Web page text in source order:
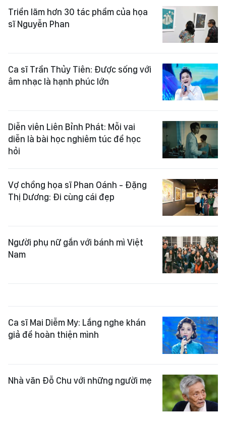
Triển lãm hơn 30 tác phẩm của họa
sĩ Nguyễn Phan
Ca sĩ Trần Thủy Tiên: Được sống với
âm nhạc là hạnh phúc lớn
Diễn viên Liên Bỉnh Phát: Mỗi vai
diễn là bài học nghiêm túc để học
hỏi
Vợ chồng họa sĩ Phan Oánh - Đặng
Thị Dương: Đi cùng cái đẹp
Người phụ nữ gắn với bánh mì Việt
Nam
Ca sĩ Mai Diễm My: Lắng nghe khán
giả để hoàn thiện mình
Nhà văn Đỗ Chu với những người mẹ